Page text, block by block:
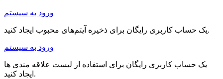
ورود به سیستم
یک حساب کاربری رایگان برای ذخیره آیتم‌های محبوب ایجاد کنید.
ورود به سیستم
یک حساب کاربری رایگان برای استفاده از لیست علاقه مندی ها
ایجاد کنید.